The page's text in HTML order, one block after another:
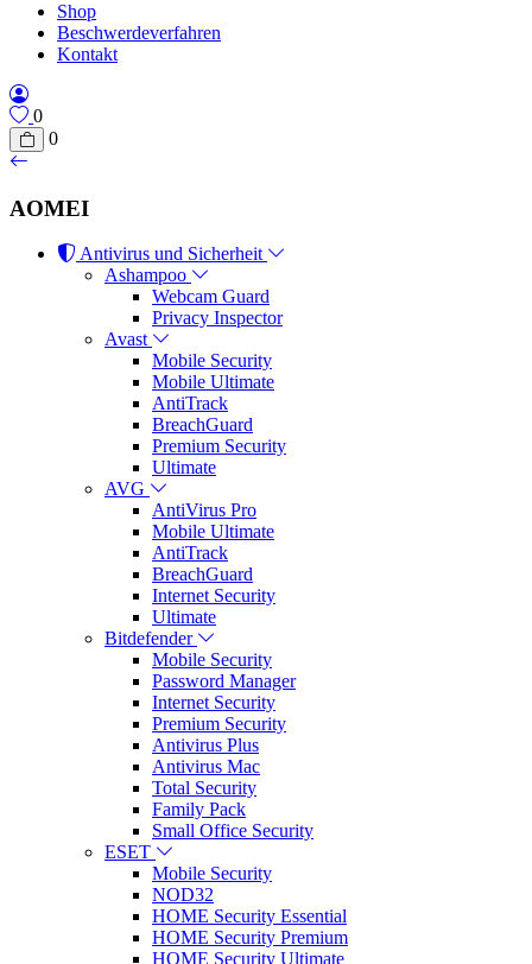
Shop
Beschwerdeverfahren
Kontakt
0
0
AOMEI
Antivirus und Sicherheit
Ashampoo
Webcam Guard
Privacy Inspector
Avast
Mobile Security
Mobile Ultimate
AntiTrack
BreachGuard
Premium Security
Ultimate
AVG
AntiVirus Pro
Mobile Ultimate
AntiTrack
BreachGuard
Internet Security
Ultimate
Bitdefender
Mobile Security
Password Manager
Internet Security
Premium Security
Antivirus Plus
Antivirus Mac
Total Security
Family Pack
Small Office Security
ESET
Mobile Security
NOD32
HOME Security Essential
HOME Security Premium
HOME Security Ultimate